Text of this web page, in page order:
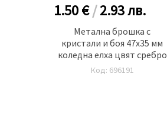
1.50 €/2.93лв.
Метална брошка с
кристали и боя 47x35 мм
коледна елха цвят сребро
Код: 696191